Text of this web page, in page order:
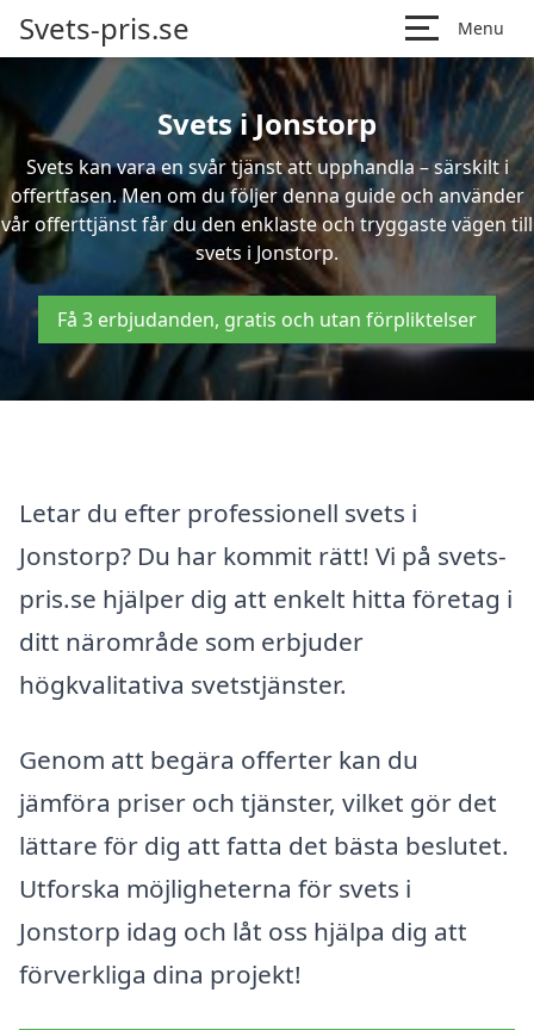
Svets-pris.se Menu
Svets i Jonstorp
Svets kan vara en svår tjänst att upphandla – särskilt i
offertfasen. Men om du följer denna guide och använder
vår offerttjänst får du den enklaste och tryggaste vägen till
svets i Jonstorp.
Få 3 erbjudanden, gratis och utan förpliktelser
Letar du efter professionell svets i
Jonstorp? Du har kommit rätt! Vi på svets-
pris.se hjälper dig att enkelt hitta företag i
ditt närområde som erbjuder
högkvalitativa svetstjänster.
Genom att begära offerter kan du
jämföra priser och tjänster, vilket gör det
lättare för dig att fatta det bästa beslutet.
Utforska möjligheterna för svets i
Jonstorp idag och låt oss hjälpa dig att
förverkliga dina projekt!